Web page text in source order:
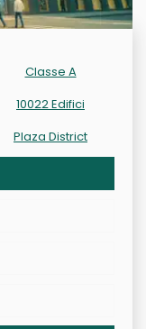
Classe A
10022 Edifici
Plaza District